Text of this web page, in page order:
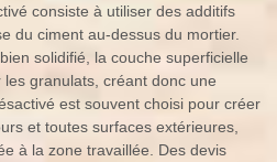
consiste à utiliser des additifs
du ciment au-dessus du mortier.
solidifié, la couche superficielle
granulats, créant donc une
est souvent choisi pour créer
et toutes surfaces extérieures,
à la zone travaillée. Des devis